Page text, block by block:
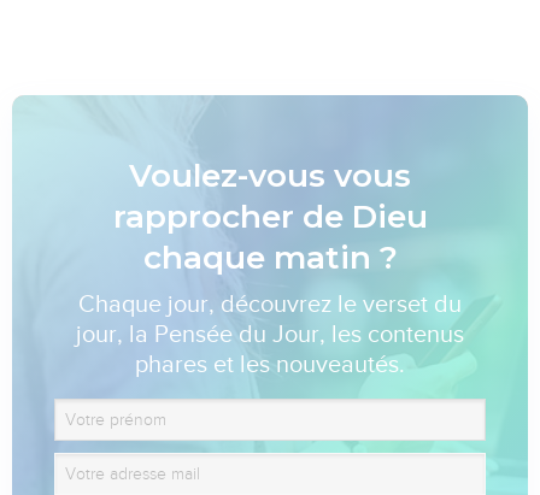
Voulez-vous vous
rapprocher de Dieu
chaque matin ?
Chaque jour, découvrez le verset du
jour, la Pensée du Jour, les contenus
phares et les nouveautés.